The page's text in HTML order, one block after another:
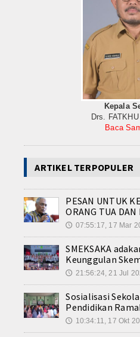
Kepala
Drs.
Baca
ARTIKEL TERPOPULER
PESAN UNTUK
ORANG TUA
🕔 07:55:17, 17 Mar
SMEKSAKA
Keunggulan
🕔 21:56:24, 21 Jul
Sosialisasi
Pendidikan
🕔 10:34:11, 17 Okt